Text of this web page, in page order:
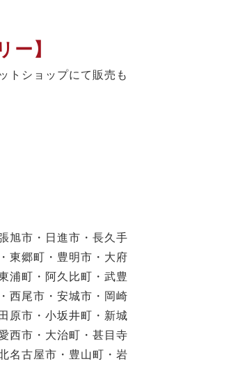
ー】
トショップにて販売も
旭市・日進市・長久手
東郷町・豊明市・大府
浦町・阿久比町・武豊
西尾市・安城市・岡崎
原市・小坂井町・新城
西市・大治町・甚目寺
名古屋市・豊山町・岩